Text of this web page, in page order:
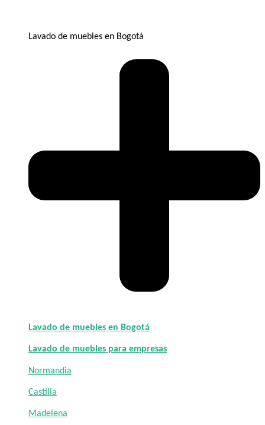
Lavado de muebles en Bogotá
Lavado de muebles en Bogotá
Lavado de muebles para empresas
Normandia
Castilla
Madelena